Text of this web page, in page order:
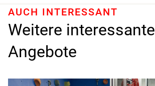
Weitere interessante
Angebote
AUCH INTERESSANT